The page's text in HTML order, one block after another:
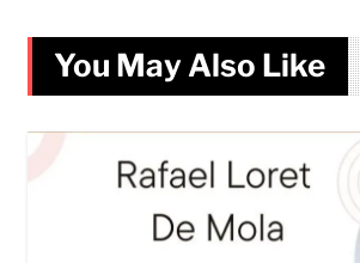
You May Also Like